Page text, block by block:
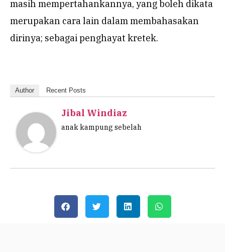
masih mempertahankannya, yang boleh dikata
merupakan cara lain dalam membahasakan
dirinya; sebagai penghayat kretek.
Author Recent Posts
Jibal Windiaz
anak kampung sebelah